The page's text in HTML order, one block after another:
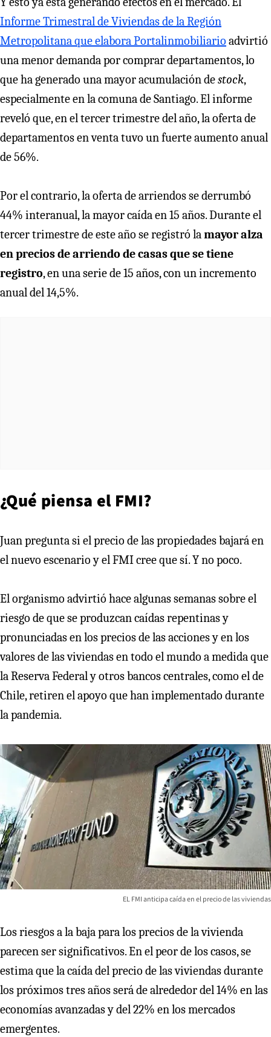
Informe Trimestral de Viviendas de la Región
Metropolitana que elabora Portalinmobiliario advirtió
una menor demanda por comprar departamentos, lo
que ha generado una mayor acumulación destock,
especialmente en la comuna de Santiago. El informe
reveló que, en el tercer trimestre del año, la oferta de
departamentos en venta tuvo un fuerte aumento anual
de 56%.
Por el contrario, la oferta de arriendos se derrumbó
44% interanual, la mayor caída en 15 años. Durante el
tercer trimestre de este año se registró la mayor alza
en precios de arriendo de casas que se tiene
registro, en una serie de 15 años, con un incremento
anual del 14,5%.
¿Qué piensa el FMI?
Juan pregunta si el precio de las propiedades bajará en
el nuevo escenario y el FMI cree que sí. Y no poco.
El organismo advirtió hace algunas semanas sobre el
riesgo de que se produzcan caídas repentinas y
pronunciadas en los precios de las acciones y en los
valores de las viviendas en todo el mundo a medida que
la Reserva Federal y otros bancos centrales, como el de
Chile, retiren el apoyo que han implementado durante
la pandemia.
EL FMI anticipa caída en el precio de las viviendas
Los riesgos a la baja para los precios de la vivienda
parecen ser significativos. En el peor de los casos, se
estima que la caída del precio de las viviendas durante
los próximos tres años será de alrededor del 14% en las
economías avanzadas y del 22% en los mercados
emergentes.